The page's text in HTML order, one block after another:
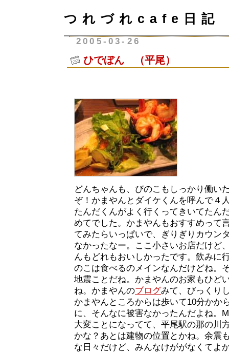
つれづれcafe日記
2005-03-26
ひでぼん （平尾）
どんちゃんも、ぴのこもしっかり働い
ぞ！かまやんとダイケくんを呼んで４
たんだくんがよく行くってきいてたん
めてでした。かまやんもおすすめって
てみたらいっぱいで、ぎりぎりカウン
なかったなー。ここ小さいお店だけど
んもどれもおいしかったです。飲みに
のこは食べるのメインなんだけどね。
地震ことだね。かまやんのお家もひど
ね。かまやんのブログみて、びっくり
かまやんところからは歩いて10分かか
に、そんなに被害なかったんだよね。
大変ことになってて、平尾駅の那の川
かな？あとは建物の位置とかね。余震
な日々だけど、みんなけががなくてよ